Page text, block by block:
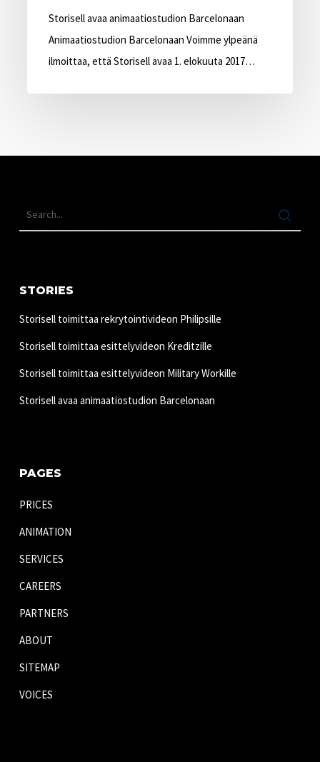
Storisell avaa animaatiostudion Barcelonaan
Animaatiostudion Barcelonaan Voimme ylpeänä
ilmoittaa, että Storisell avaa 1. elokuuta 2017…
STORIES
Storisell toimittaa rekrytointivideon Philipsille
Storisell toimittaa esittelyvideon Kreditzille
Storisell toimittaa esittelyvideon Military Workille
Storisell avaa animaatiostudion Barcelonaan
PAGES
PRICES
ANIMATION
SERVICES
CAREERS
PARTNERS
ABOUT
SITEMAP
VOICES